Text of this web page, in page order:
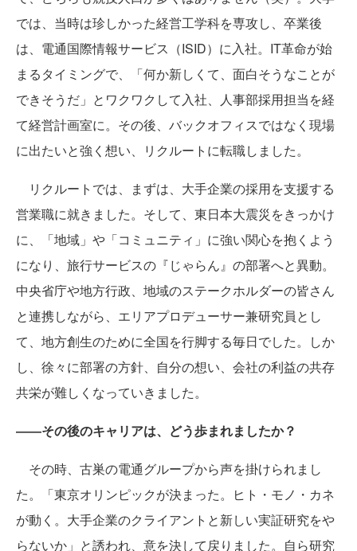
では、当時は珍しかった経営工学科を専攻し、卒業後
は、電通国際情報サービス（ISID）に入社。IT革命が始
まるタイミングで、「何か新しくて、面白そうなことが
できそうだ」とワクワクして入社、人事部採用担当を経
て経営計画室に。その後、バックオフィスではなく現場
に出たいと強く想い、リクルートに転職しました。
リクルートでは、まずは、大手企業の採用を支援する
営業職に就きました。そして、東日本大震災をきっかけ
に、「地域」や「コミュニティ」に強い関心を抱くよう
になり、旅行サービスの『じゃらん』の部署へと異動。
中央省庁や地方行政、地域のステークホルダーの皆さん
と連携しながら、エリアプロデューサー兼研究員とし
て、地方創生のために全国を行脚する毎日でした。しか
し、徐々に部署の方針、自分の想い、会社の利益の共存
共栄が難しくなっていきました。
――その後のキャリアは、どう歩まれましたか？
その時、古巣の電通グループから声を掛けられまし
た。「東京オリンピックが決まった。ヒト・モノ・カネ
が動く。大手企業のクライアントと新しい実証研究をや
らないか」と誘われ、意を決して戻りました。自ら研究